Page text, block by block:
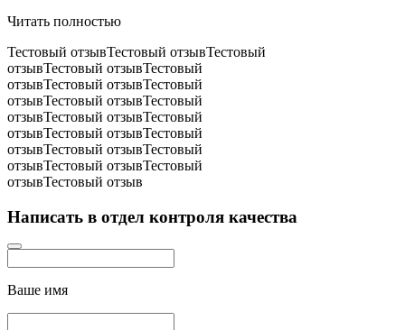
Читать полностью
Тестовый отзывТестовый отзывТестовый
отзывТестовый отзывТестовый
отзывТестовый отзывТестовый
отзывТестовый отзывТестовый
отзывТестовый отзывТестовый
отзывТестовый отзывТестовый
отзывТестовый отзывТестовый
отзывТестовый отзывТестовый
отзывТестовый отзыв
Написать в отдел контроля качества
Ваше имя